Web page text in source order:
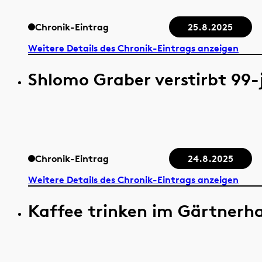
Chronik-Eintrag
25.8.2025
Weitere Details des Chronik-Eintrags anzeigen
Shlomo Graber verstirbt
Chronik-Eintrag 24.8.2025
Weitere Details des Chronik-Eintrags anzeigen
Kaffee trinken im